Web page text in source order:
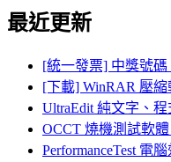
最近更新
[統一發票] 中獎號碼
[下載] WinRAR 壓縮
UltraEdit 純文字、
OCCT 燒機測試軟
PerformanceTest 電